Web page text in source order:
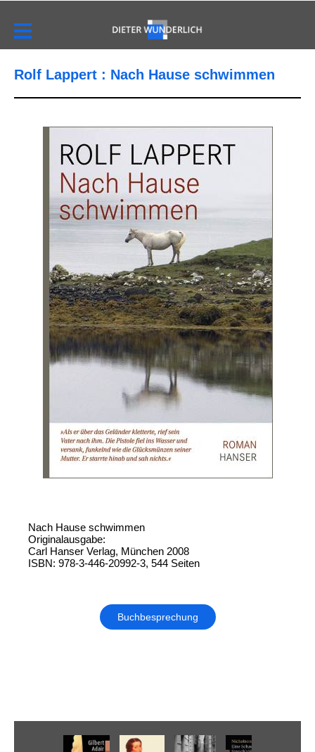
Rolf Lappert : Nach Hause schwimmen
Nach Hause schwimmen
Originalausgabe:
Carl Hanser Verlag, München 2008
ISBN: 978-3-446-20992-3, 544 Seiten
Buchbesprechung